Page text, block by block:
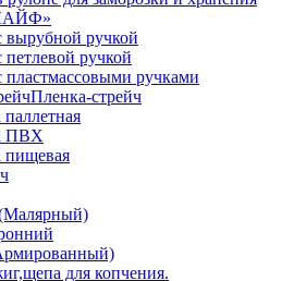
вырубной ручкой
петлевой ручкой
пластмассовыми ручками
Пленка-стрейч
ПВХ
пищевая